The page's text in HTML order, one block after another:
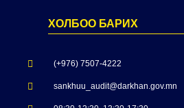
ХОЛБОО БАРИХ
(+976) 7507-4222
sankhuu_audit@darkhan.gov.mn